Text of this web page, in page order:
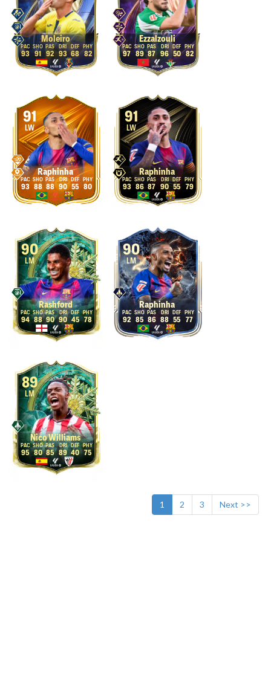
Moleiro
93 91 92 93 68 82
Ezzalzouli
97 89 87 96 50 82
91
LW
Raphinha
93 88 88 90 55 80
91
LW
Raphinha
93 86 87 90 55 79
90
LM
Rashford
94 88 90 90 45 78
90
LM
Raphinha
92 85 86 88 55 77
89
LM
Nico Williams
95 80 85 89 40 75
1 2 3 Next >>